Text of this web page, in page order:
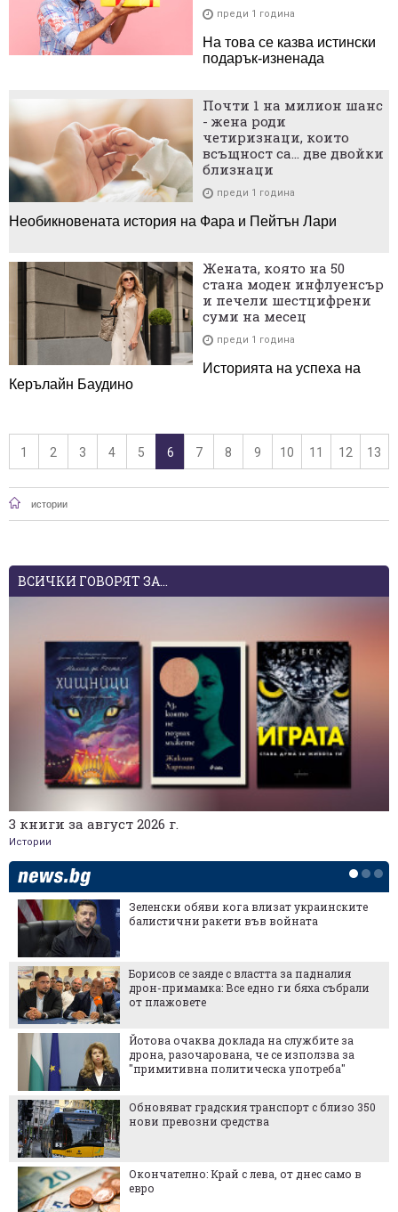
преди 1 година
На това се казва истински
подарък-изненада
Почти 1 на милион шанс
- жена роди
четиризнаци, които
всъщност са... две двойки
близнаци
преди 1 година
Необикновената история на Фара и Пейтън Лари
Жената, която на 50
стана моден инфлуенсър
и печели шестцифрени
суми на месец
преди 1 година
Историята на успеха на
Керълайн Баудино
1 2 3 4 5 6 7 8 9 10 11 12 13
истории
ВСИЧКИ ГОВОРЯТ ЗА...
3 книги за август 2026 г.
Истории
Зеленски обяви кога влизат украинските
балистични ракети във войната
Борисов се заяде с властта за падналия
дрон-примамка: Все едно ги бяха събрали
от плажовете
Йотова очаква доклада на службите за
дрона, разочарована, че се използва за
"примитивна политическа употреба"
Обновяват градския транспорт с близо 350
нови превозни средства
Окончателно: Край с лева, от днес само в
евро